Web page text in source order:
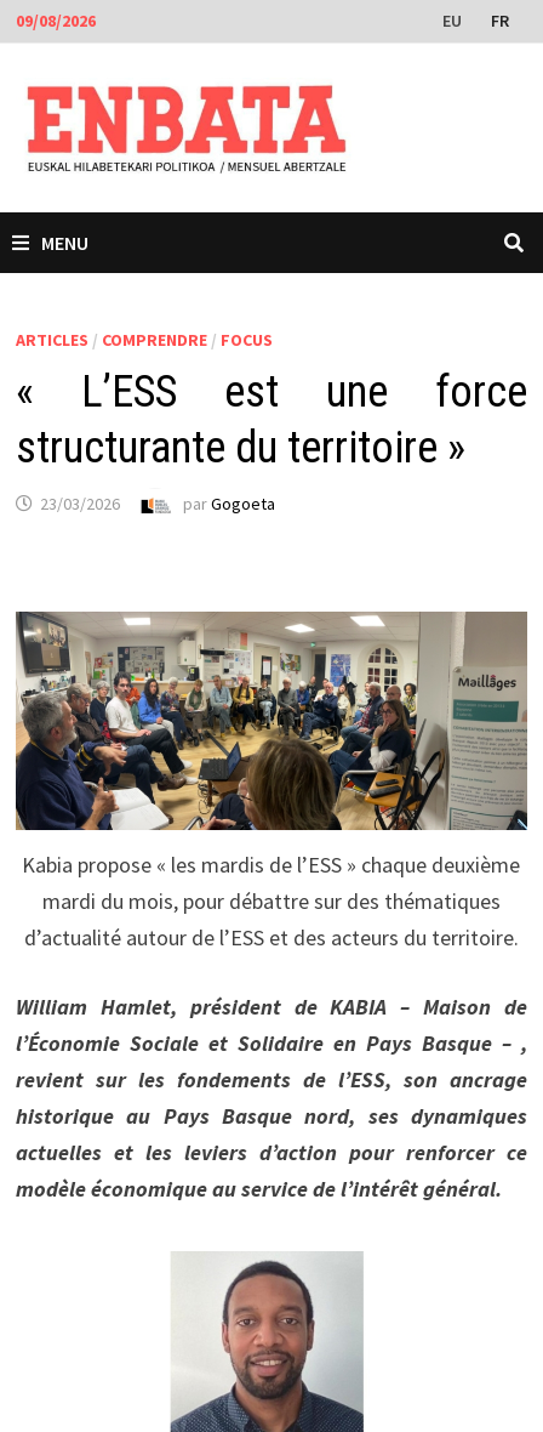
Passer
au
contenu
09/08/2026 EU FR
MENU
ARTICLES / COMPRENDRE/ FOCUS
« L’ESS est une force
structurante du territoire »
23/03/2026 parGogoeta
Kabia propose « les mardis de l’ESS » chaque deuxième
mardi du mois, pour débattre sur des thématiques
d’actualité autour de l’ESS et des acteurs du territoire.
William Hamlet, président de KABIA – Maison de
l’Économie Sociale et Solidaire en Pays Basque – ,
revient sur les fondements de l’ESS, son ancrage
historique au Pays Basque nord, ses dynamiques
actuelles et les leviers d’action pour renforcer ce
modèle économique au service de l’intérêt général.